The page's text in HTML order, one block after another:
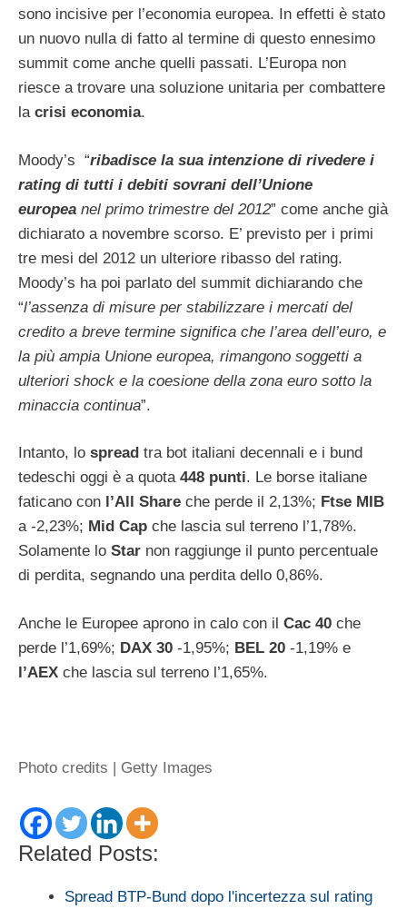
sono incisive per l’economia europea. In effetti è stato
un nuovo nulla di fatto al termine di questo ennesimo
summit come anche quelli passati. L’Europa non
riesce a trovare una soluzione unitaria per combattere
la crisi economia.
Moody’s “ribadisce la sua intenzione di rivedere i
rating di tutti i debiti sovrani dell’Unione
europea nel primo trimestre del 2012” come anche già
dichiarato a novembre scorso. E’ previsto per i primi
tre mesi del 2012 un ulteriore ribasso del rating.
Moody’s ha poi parlato del summit dichiarando che
“l’assenza di misure per stabilizzare i mercati del
credito a breve termine significa che l’area dell’euro, e
la più ampia Unione europea, rimangono soggetti a
ulteriori shock e la coesione della zona euro sotto la
minaccia continua”.
Intanto, lo spread tra bot italiani decennali e i bund
tedeschi oggi è a quota 448 punti. Le borse italiane
faticano con l’All Share che perde il 2,13%; Ftse MIB
a -2,23%; Mid Cap che lascia sul terreno l’1,78%.
Solamente lo Star non raggiunge il punto percentuale
di perdita, segnando una perdita dello 0,86%.
Anche le Europee aprono in calo con il Cac 40 che
perde l’1,69%; DAX 30 -1,95%; BEL 20 -1,19% e
l’AEX che lascia sul terreno l’1,65%.
Photo credits | Getty Images
Related Posts:
Spread BTP-Bund dopo l'incertezza sul rating